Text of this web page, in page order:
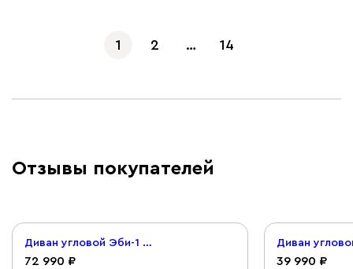
1 2 … 14
Отзывы покупателей
Диван угловой Эби-1 Велюр Серый
72 990 39 990